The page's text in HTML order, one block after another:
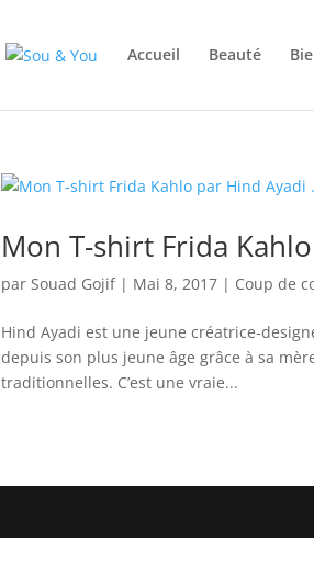
Accueil Beauté
Mon T-shirt Frida
parSouad Gojif| Mai 8, 2017 | Coup de
Hind Ayadi est une jeune créatrice-
depuis son plus jeune âge grâce à sa
traditionnelles. C’est une vraie...